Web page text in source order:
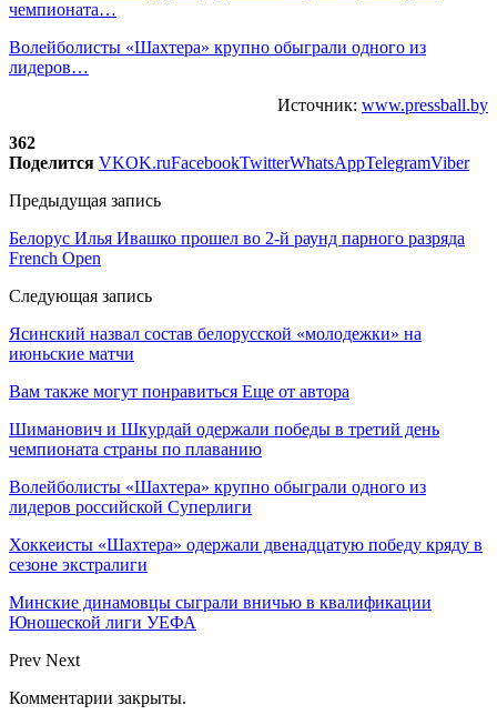
чемпионата…
Волейболисты «Шахтера» крупно обыграли одного из
лидеров…
Источник: www.pressball.by
362
Поделится VKOK.ruFacebookTwitterWhatsAppTelegramViber
Предыдущая запись
Белорус Илья Ивашко прошел во 2-й раунд парного разряда
French Open
Следующая запись
Ясинский назвал состав белорусской «молодежки» на
июньские матчи
Вам также могут понравиться Еще от автора
Шиманович и Шкурдай одержали победы в третий день
чемпионата страны по плаванию
Волейболисты «Шахтера» крупно обыграли одного из
лидеров российской Суперлиги
Хоккеисты «Шахтера» одержали двенадцатую победу кряду в
сезоне экстралиги
Минские динамовцы сыграли вничью в квалификации
Юношеской лиги УЕФА
Prev Next
Комментарии закрыты.